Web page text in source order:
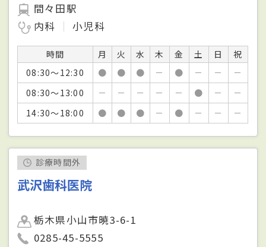
間々田駅
内科
小児科
時間 月 火 水 木 金 土 日
祝
08:30～12:30
● ● ● － ● － －
－
08:30～13:00
－ － － － － ● －
－
14:30～18:00
● ● ● － ● － － －
診療時間外
武沢歯科医院
栃木県小山市暁3-6-1
0285-45-5555